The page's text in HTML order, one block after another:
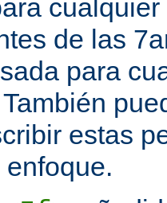
de las
para
estas